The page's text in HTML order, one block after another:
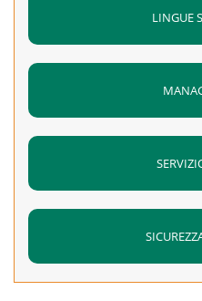
LINGUE